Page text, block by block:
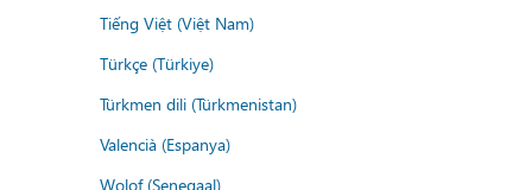
Tiếng Việt (Việt Nam)
Türkçe (Türkiye)
Türkmen dili (Türkmenistan)
Valencià (Espanya)
Wolof (Senegaal)